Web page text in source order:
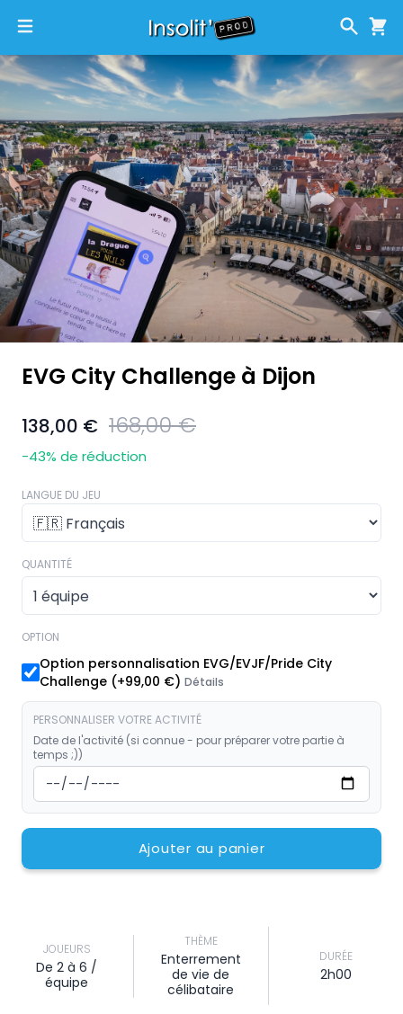
EVG City Challenge à Dijon
138,00 € 168,00 €
-43% de réduction
LANGUE DU JEU
QUANTITÉ
OPTION
Option personnalisation EVG/EVJF/Pride City
Challenge (+99,00 €) Détails
PERSONNALISER VOTRE ACTIVITÉ
Date de l'activité (si connue - pour préparer votre partie à
temps ;))
Ajouter au panier
JOUEURS
De 2 à 6 /
équipe
THÈME
Enterrement
de vie de
célibataire
DURÉE
2h00